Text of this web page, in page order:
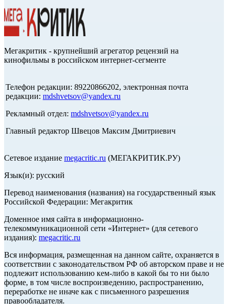
Мегакритик - крупнейший агрегатор рецензий на
кинофильмы в российском интернет-сегменте
Телефон редакции: 89220866202, электронная почта
редакции: mdshvetsov@yandex.ru
Рекламный отдел: mdshvetsov@yandex.ru
Главный редактор Швецов Максим Дмитриевич
Сетевое издание megacritic.ru (МЕГАКРИТИК.РУ)
Язык(и): русский
Перевод наименования (названия) на государственный язык
Российской Федерации: Мегакритик
Доменное имя сайта в информационно-
телекоммуникационной сети «Интернет» (для сетевого
издания): megacritic.ru
Вся информация, размещенная на данном сайте, охраняется в
соответствии с законодательством РФ об авторском праве и не
подлежит использованию кем-либо в какой бы то ни было
форме, в том числе воспроизведению, распространению,
переработке не иначе как с письменного разрешения
правообладателя.